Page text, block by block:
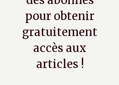
pour obtenir
gratuitement
accès aux
articles !